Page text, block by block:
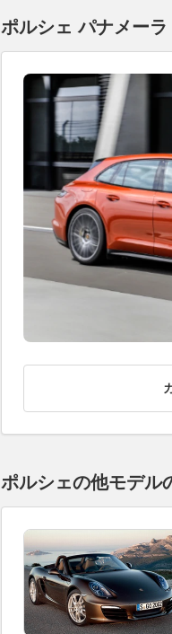
ポルシェ パナメー
ポルシェの他モデル